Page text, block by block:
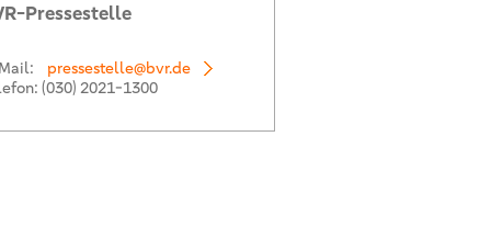
Pressestelle
pressestelle@bvr.de
(030) 2021-1300